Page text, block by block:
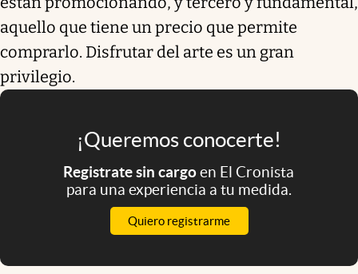
aquello que tiene un precio que permite
comprarlo. Disfrutar del arte es un gran
privilegio.
¡Queremos conocerte!
Registrate sin cargoen El Cronista
para una experiencia a tu medida.
Quiero registrarme